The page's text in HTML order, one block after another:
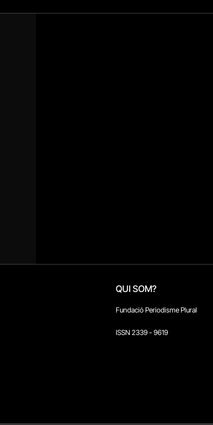
QUI SOM?
Fundació Periodisme Plural
ISSN 2339 - 9619